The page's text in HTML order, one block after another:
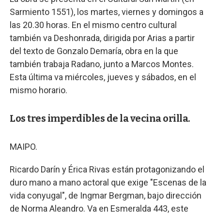
Sarmiento 1551), los martes, viernes y domingos a
las 20.30 horas. En el mismo centro cultural
también va Deshonrada, dirigida por Arias a partir
del texto de Gonzalo Demaría, obra en la que
también trabaja Radano, junto a Marcos Montes.
Esta última va miércoles, jueves y sábados, en el
mismo horario.
Los tres imperdibles de la vecina orilla.
MAIPO.
Ricardo Darín y Érica Rivas están protagonizando el
duro mano a mano actoral que exige "Escenas de la
vida conyugal", de Ingmar Bergman, bajo dirección
de Norma Aleandro. Va en Esmeralda 443, este